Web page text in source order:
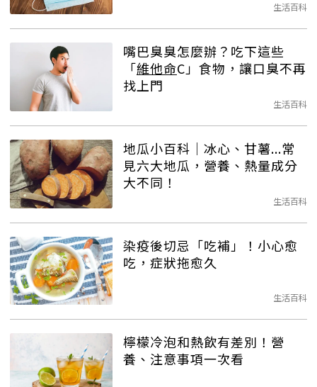
生活百科
嘴巴臭臭怎麼辦？吃下這些
「維他命C」食物，讓口臭不再
找上門
生活百科
地瓜小百科│冰心、甘薯...常
見六大地瓜，營養、熱量成分
大不同！
生活百科
染疫後切忌「吃補」！小心愈
吃，症狀拖愈久
生活百科
檸檬冷泡和熱飲有差別！營
養、注意事項一次看